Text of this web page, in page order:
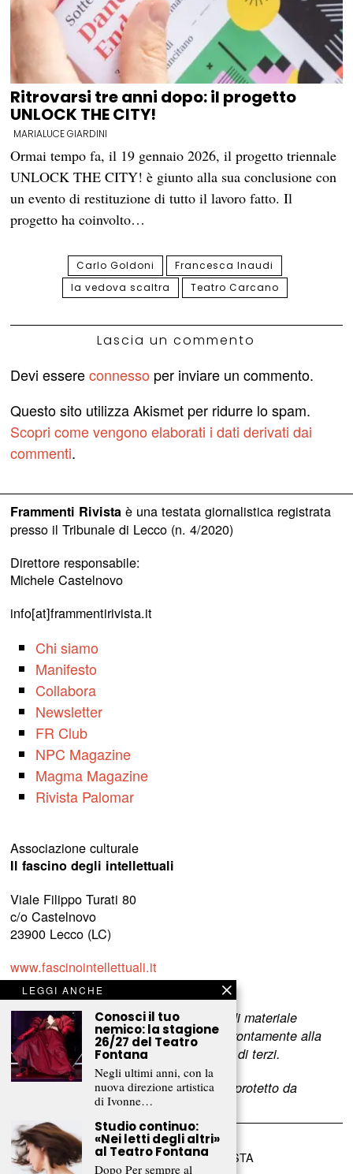
Ritrovarsi tre anni dopo: il progetto
UNLOCK THE CITY!
MARIALUCE GIARDINI
Ormai tempo fa, il 19 gennaio 2026, il progetto triennale
UNLOCK THE CITY! è giunto alla sua conclusione con
un evento di restituzione di tutto il lavoro fatto. Il
progetto ha coinvolto…
Carlo Goldoni
Francesca Inaudi
la vedova scaltra
Teatro Carcano
Lascia un commento
Devi essereconnesso per inviare un commento.
Questo sito utilizza Akismet per ridurre lo spam.
Scopri come vengono elaborati i dati derivati dai
commenti.
Frammenti Rivistaè una testata giornalistica registrata
presso il Tribunale di Lecco (n. 4/2020)
Direttore responsabile:
Michele Castelnovo
info[at]frammentirivista.it
Chi siamo
Manifesto
Collabora
Newsletter
FR Club
NPC Magazine
Magma Magazine
Rivista Palomar
Associazione culturale
Il fascino degli intellettuali
Viale Filippo Turati 80
c/o Castelnovo
23900 Lecco (LC)
www.fascinointellettuali.it
info[at]fascinointellettuali.it
Per segnalare eventuali errori nell’uso di materiale
riservato,scriveteci e provvederemo prontamente alla
rimozione del materiale lesivo dei diritti di terzi.
L’intero contenuto di questo sito web è protetto da
© 2026FRAMMENTI RIVISTA
LEGGI ANCHE
Conosci il tuo
nemico: la stagione
26/27 del Teatro
Fontana
Negli ultimi anni, con la
nuova direzione artistica
di Ivonne…
Studio continuo:
«Nei letti degli altri»
al Teatro Fontana
Dopo Per sempre al